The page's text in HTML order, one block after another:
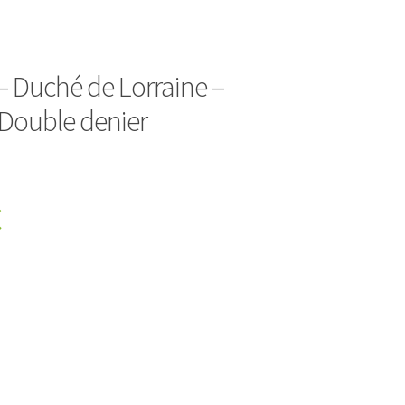
Duché de Lorraine –
denier